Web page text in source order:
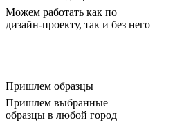
Можем работать как по
дизайн-проекту, так и без него
Пришлем образцы
Пришлем выбранные
образцы в любой город